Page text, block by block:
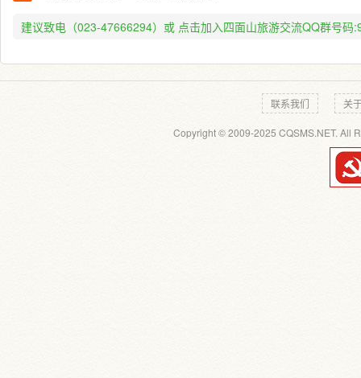
建议致电（023-47666294）或 点击加入四面山旅游交流QQ群号码
联系我们 关
Copyright © 2009-2025 CQSMS.NET. All